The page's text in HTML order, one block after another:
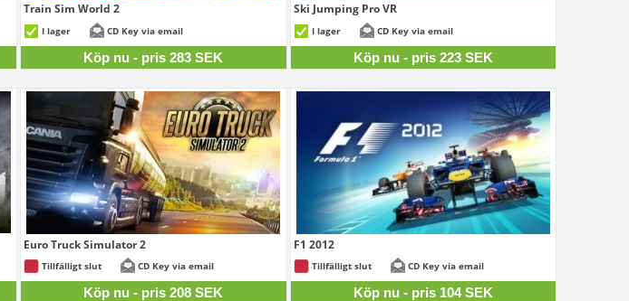
Train Sim World 2
I lager CD Key via email
Köp nu - pris 283 SEK
Ski Jumping Pro VR
I lager CD Key via email
Köp nu - pris 223 SEK
Euro Truck Simulator 2
208 SEK
Tillfälligt slut CD Key via email
Köp nu - pris 208 SEK
F1 2012
104 SEK
Tillfälligt slut CD Key via email
Köp nu - pris 104 SEK